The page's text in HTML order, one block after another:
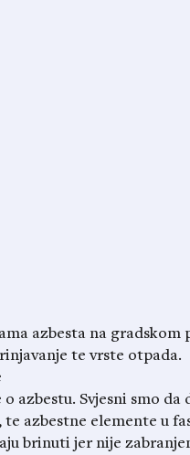
azbesta na gradskom
te vrste otpada.
azbestu. Svjesni smo da
azbestne elemente u
brinuti jer nije